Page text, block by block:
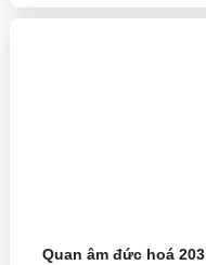
Quan âm đức hoá 203